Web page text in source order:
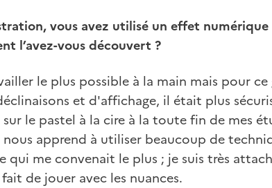
vous avez utilisé un effet
l’avez-vous découvert ?
le plus possible à la main mais pour
et d'affichage, il était plus
sur le pastel à la cire à la toute fin de mes
apprend à utiliser beaucoup de
qui me convenait le plus ; je suis très
de jouer avec les nuances.